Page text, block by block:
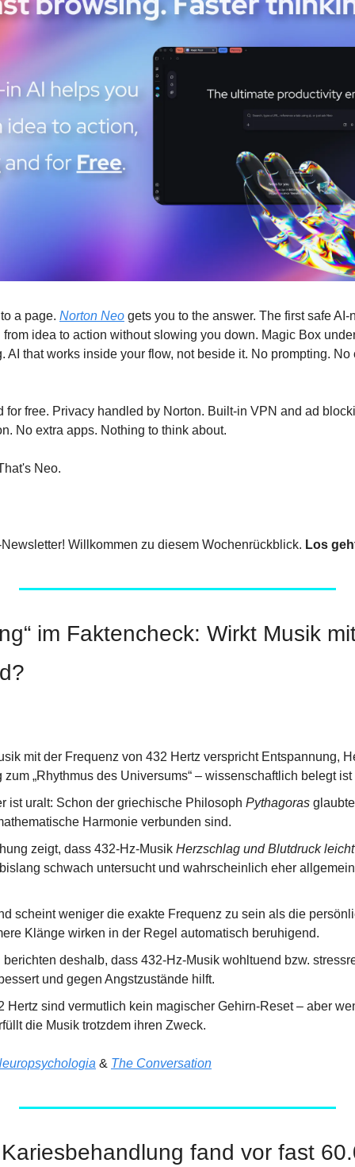
a page. Norton Neo gets you to the answer. The first safe
idea to action without slowing you down. Magic Box
AI that works inside your flow, not beside it. No prompting.
for free. Privacy handled by Norton. Built-in VPN and ad
No extra apps. Nothing to think about.
Neo.
Willkommen zu diesem Wochenrückblick. Los
im Faktencheck: Wirkt Musik
mit der Frequenz von 432 Hertz verspricht Entspannung,
„Rhythmus des Universums“ – wissenschaftlich belegt
ist uralt: Schon der griechische Philosoph Pythagoras
Harmonie verbunden sind.
zeigt, dass 432-Hz-Musik Herzschlag und Blutdruck
schwach untersucht und wahrscheinlich eher
scheint weniger die exakte Frequenz zu sein als die
Klänge wirken in der Regel automatisch beruhigend.
deshalb, dass 432-Hz-Musik wohltuend bzw.
und gegen Angstzustände hilft.
Hertz sind vermutlich kein magischer Gehirn-Reset – aber
die Musik trotzdem ihren Zweck.
& The Conversation
fand vor fast